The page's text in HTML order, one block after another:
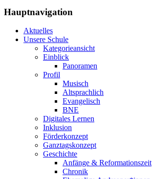
Hauptnavigation
Aktuelles
Unsere Schule
Kategorieansicht
Einblick
Panoramen
Profil
Musisch
Altsprachlich
Evangelisch
BNE
Digitales Lernen
Inklusion
Förderkonzept
Ganztagskonzept
Geschichte
Anfänge & Reformationszeit
Chronik